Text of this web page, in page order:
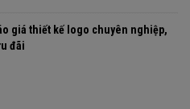
giá thiết kế logo chuyên nghiệp,
đãi